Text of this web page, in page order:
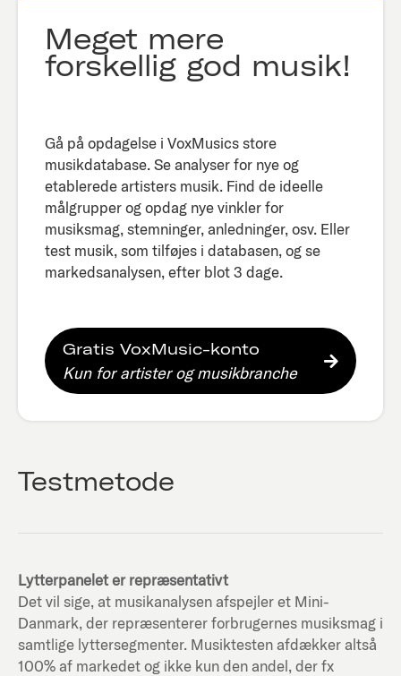
Meget mere
forskellig god musik!
Gå på opdagelse i VoxMusics store
musikdatabase. Se analyser for nye og
etablerede artisters musik. Find de ideelle
målgrupper og opdag nye vinkler for
musiksmag, stemninger, anledninger, osv. Eller
test musik, som tilføjes i databasen, og se
markedsanalysen, efter blot 3 dage.​
Gratis VoxMusic-konto
Kun for artister og musikbranche
Testmetode
Lytterpanelet er repræsentativt
Det vil sige, at musikanalysen afspejler et Mini-
Danmark, der repræsenterer forbrugernes musiksmag i
samtlige lyttersegmenter. Musiktesten afdækker altså
100% af markedet og ikke kun den andel, der fx